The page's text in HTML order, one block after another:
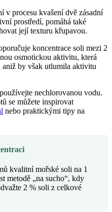
v procesu kvašení dvě zásadní
prostředí, pomáhá také
její texturu křupavou.
koncentrace soli mezi 2
osmotickou aktivitu, která
by však utlumila aktivitu
nechlorovanou vodu.
se můžete inspirovat
nebo praktickými tipy na
kvalitní mořské soli na 1
metodě „na sucho“, kdy
2 % soli z celkové